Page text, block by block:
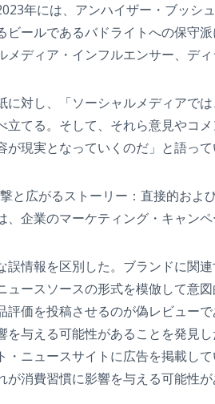
年には、アンハイザー・ブッシ
ールであるバドライトへの保守
ディア・インフルエンサー、デ
対し、「ソーシャルメディアで
てる。そして、それら意見やコ
現実となっていくのだ」と語って
と広がるストーリー：直接的お
企業のマーケティング・キャン
情報を区別した。ブランドに関
ースソースの形式を模倣して意
価を投稿させるのが偽レビュー
与える可能性があることを発見
・ニュースサイトに広告を掲載
消費習慣に影響を与える可能性が